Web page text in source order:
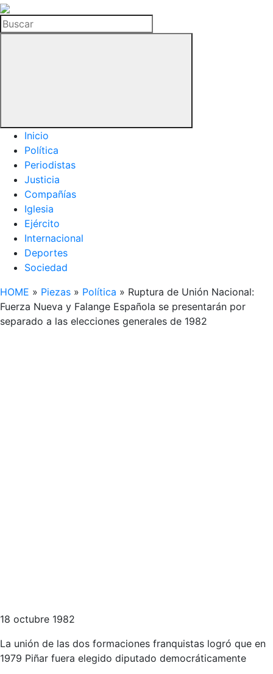
La
Hemeroteca
del
Buscar
Inicio
Política
Periodistas
Justicia
Compañías
Iglesia
Ejército
Internacional
Deportes
Sociedad
HOME » Piezas » Política » Ruptura de Unión Nacional:
Fuerza Nueva y Falange Española se presentarán por
separado a las elecciones generales de 1982
18 octubre 1982
La unión de las dos formaciones franquistas logró que en
1979 Piñar fuera elegido diputado democráticamente